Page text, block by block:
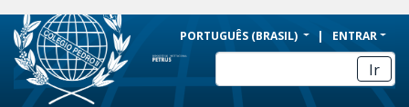
BRAZIL
Simplifique!
Comunica BR
PORTUGUÊS (BRASIL) ENTRAR
Ir